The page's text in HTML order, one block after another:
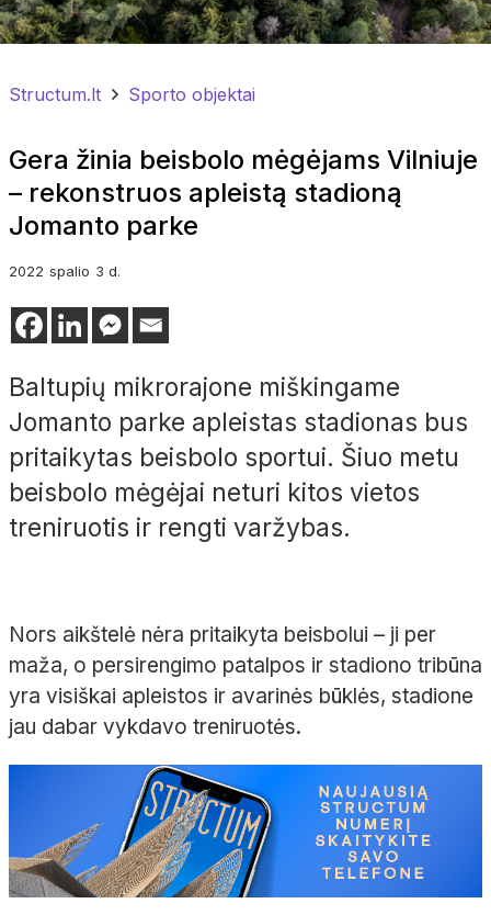
Structum.lt Sporto objektai
Gera žinia beisbolo mėgėjams Vilniuje
– rekonstruos apleistą stadioną
Jomanto parke
2022 spalio 3 d.
Baltupių mikrorajone miškingame
Jomanto parke apleistas stadionas bus
pritaikytas beisbolo sportui. Šiuo metu
beisbolo mėgėjai neturi kitos vietos
treniruotis ir rengti varžybas.
Nors aikštelė nėra pritaikyta beisbolui – ji per
maža, o persirengimo patalpos ir stadiono tribūna
yra visiškai apleistos ir avarinės būklės, stadione
jau dabar vykdavo treniruotės.